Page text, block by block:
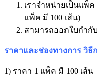
เราจำหน่ายเป็นแพ็
แพ็ค มี 100 เส้น)
สามารถออกใบกำกั
ราคาและช่องทางการ วิธี
1) ราคา 1 แพ็ค มี 100 เส้น